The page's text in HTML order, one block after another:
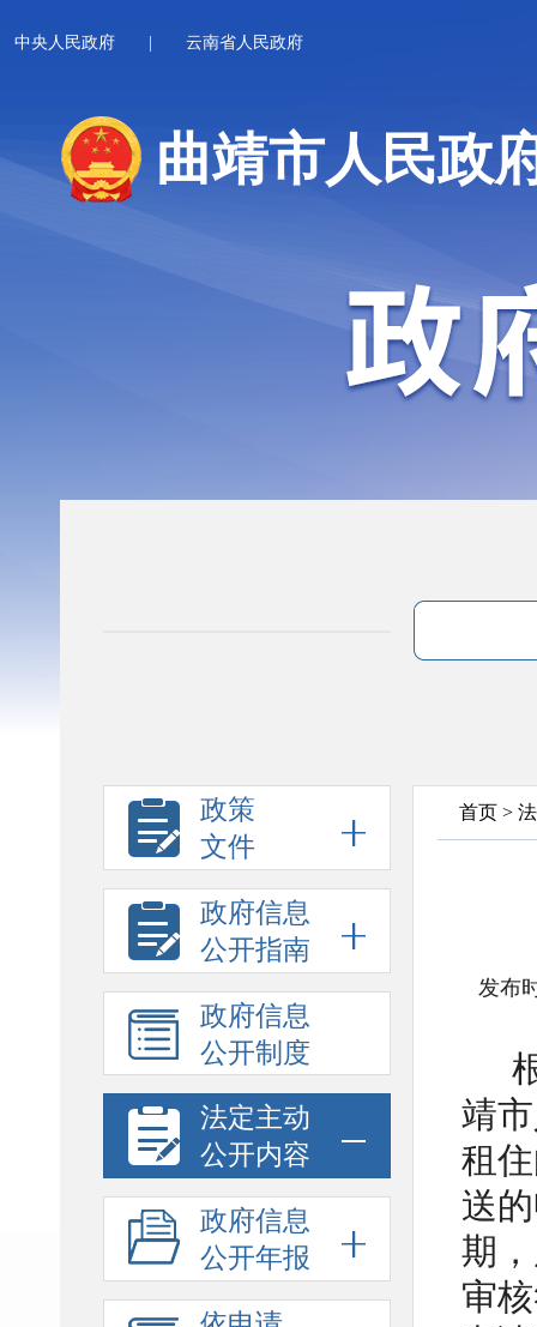
中央人民政府 云南省人民政府
曲靖市人民政
政策
文件
政府信息
公开指南
政府信息
公开制度
法定主动
公开内容
政府信息
公开年报
首页 >
发布
靖
租
送
期
审